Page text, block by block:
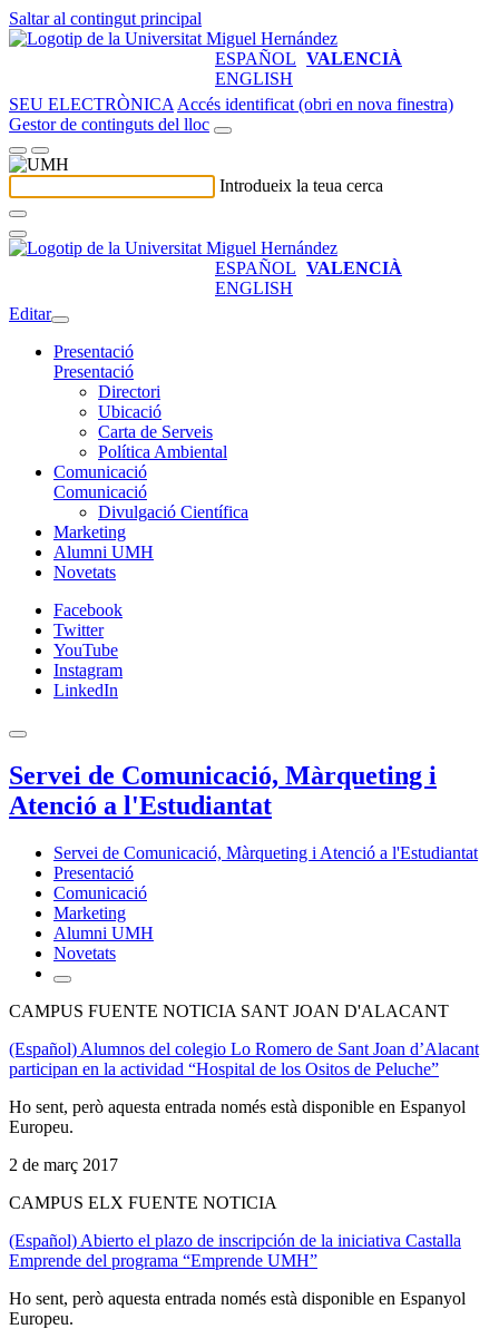
Saltar al contingut principal
ESPAÑOL VALENCIÀ
ENGLISH
SEU ELECTRÒNICA Accés identificat (obri en nova finestra)
Gestor de continguts del lloc
Introdueix la teua cerca
ESPAÑOL VALENCIÀ
ENGLISH
Editar
Presentació
Presentació
Directori
Ubicació
Carta de Serveis
Política Ambiental
Comunicació
Comunicació
Divulgació Científica
Marketing
Alumni UMH
Novetats
Facebook
Twitter
YouTube
Instagram
LinkedIn
Servei de Comunicació, Màrqueting i
Atenció a l'Estudiantat
Servei de Comunicació, Màrqueting i Atenció a l'Estudiantat
Presentació
Comunicació
Marketing
Alumni UMH
Novetats
CAMPUS FUENTE NOTICIA SANT JOAN D'ALACANT
(Español) Alumnos del colegio Lo Romero de Sant Joan d’Alacant
participan en la actividad “Hospital de los Ositos de Peluche”
Ho sent, però aquesta entrada només està disponible en Espanyol
Europeu.
2 de març 2017
CAMPUS ELX FUENTE NOTICIA
(Español) Abierto el plazo de inscripción de la iniciativa Castalla
Emprende del programa “Emprende UMH”
Ho sent, però aquesta entrada només està disponible en Espanyol
Europeu.